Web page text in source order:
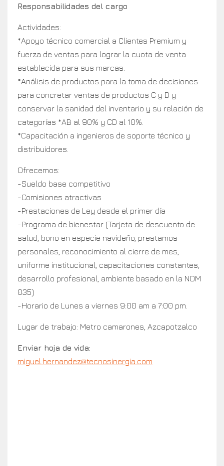
Responsabilidades del cargo
Actividades:
*Apoyo técnico comercial a Clientes Premium y
fuerza de ventas para lograr la cuota de venta
establecida para sus marcas.
*Análisis de productos para la toma de decisiones
para concretar ventas de productos C y D y
conservar la sanidad del inventario y su relación de
categorías *AB al 90% y CD al 10%.
*Capacitación a ingenieros de soporte técnico y
distribuidores.
Ofrecemos:
-Sueldo base competitivo
-Comisiones atractivas
-Prestaciones de Ley desde el primer día
-Programa de bienestar (Tarjeta de descuento de
salud, bono en especie navideño, prestamos
personales, reconocimiento al cierre de mes,
uniforme institucional, capacitaciones constantes,
desarrollo profesional, ambiente basado en la NOM
035)
-Horario de Lunes a viernes 9:00 am a 7:00 pm.
Lugar de trabajo: Metro camarones, Azcapotzalco
Enviar hoja de vida:
miguel.hernandez@tecnosinergia.com